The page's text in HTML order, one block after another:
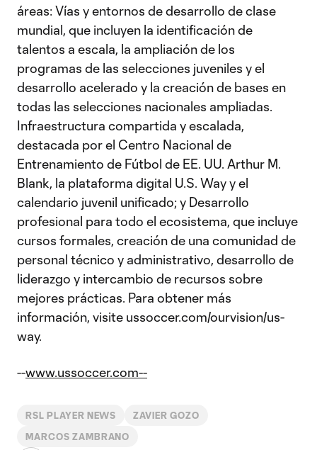
áreas: Vías y entornos de desarrollo de clase
mundial, que incluyen la identificación de
talentos a escala, la ampliación de los
programas de las selecciones juveniles y el
desarrollo acelerado y la creación de bases en
todas las selecciones nacionales ampliadas.
Infraestructura compartida y escalada,
destacada por el Centro Nacional de
Entrenamiento de Fútbol de EE. UU. Arthur M.
Blank, la plataforma digital U.S. Way y el
calendario juvenil unificado; y Desarrollo
profesional para todo el ecosistema, que incluye
cursos formales, creación de una comunidad de
personal técnico y administrativo, desarrollo de
liderazgo y intercambio de recursos sobre
mejores prácticas. Para obtener más
información, visite ussoccer.com/ourvision/us-
way.
--www.ussoccer.com--
RSL PLAYER NEWS ZAVIER GOZO
MARCOS ZAMBRANO